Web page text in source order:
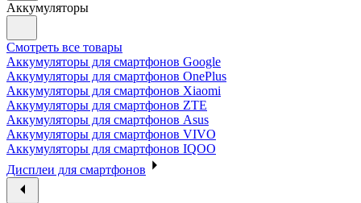
Аккумуляторы
Смотреть все товары
Аккумуляторы для смартфонов Google
Аккумуляторы для смартфонов OnePlus
Аккумуляторы для смартфонов Xiaomi
Аккумуляторы для смартфонов ZTE
Аккумуляторы для cмартфонов Asus
Аккумуляторы для смартфонов VIVO
Аккумуляторы для смартфонов IQOO
Дисплеи для смартфонов